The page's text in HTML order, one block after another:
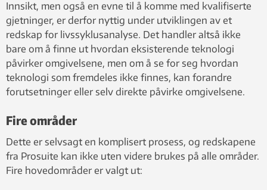
Innsikt, men også en evne til å komme med kvalifiserte
gjetninger, er derfor nyttig under utviklingen av et
redskap for livssyklusanalyse. Det handler altså ikke
bare om å finne ut hvordan eksisterende teknologi
påvirker omgivelsene, men om å se for seg hvordan
teknologi som fremdeles ikke finnes, kan forandre
forutsetninger eller selv direkte påvirke omgivelsene.
Fire områder
Dette er selvsagt en komplisert prosess, og redskapene
fra Prosuite kan ikke uten videre brukes på alle områder.
Fire hovedområder er valgt ut: